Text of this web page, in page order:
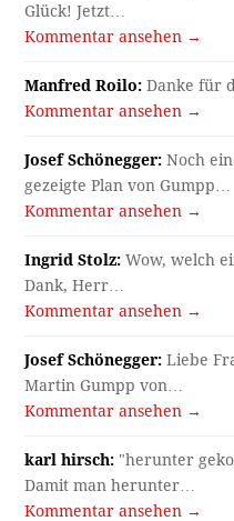
Glück! Jetzt…
Kommentar ansehen →
Manfred Roilo: Danke für
Kommentar ansehen →
Josef Schönegger: Noch
gezeigte Plan von Gumpp…
Kommentar ansehen →
Ingrid Stolz: Wow, welch
Dank, Herr…
Kommentar ansehen →
Josef Schönegger: Liebe
Martin Gumpp von…
Kommentar ansehen →
karl hirsch: "herunter
Damit man herunter…
Kommentar ansehen →